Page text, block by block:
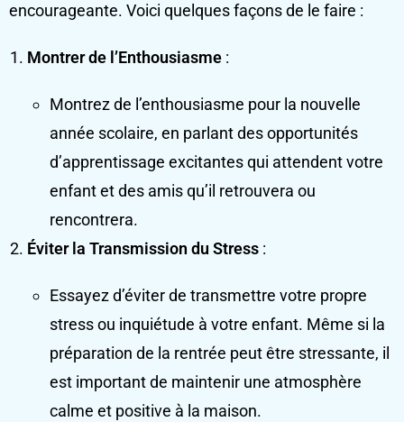
encourageante. Voici quelques façons de le faire :
Montrer de l’Enthousiasme :
Montrez de l’enthousiasme pour la nouvelle
année scolaire, en parlant des opportunités
d’apprentissage excitantes qui attendent votre
enfant et des amis qu’il retrouvera ou
rencontrera.
Éviter la Transmission du Stress :
Essayez d’éviter de transmettre votre propre
stress ou inquiétude à votre enfant. Même si la
préparation de la rentrée peut être stressante, il
est important de maintenir une atmosphère
calme et positive à la maison.